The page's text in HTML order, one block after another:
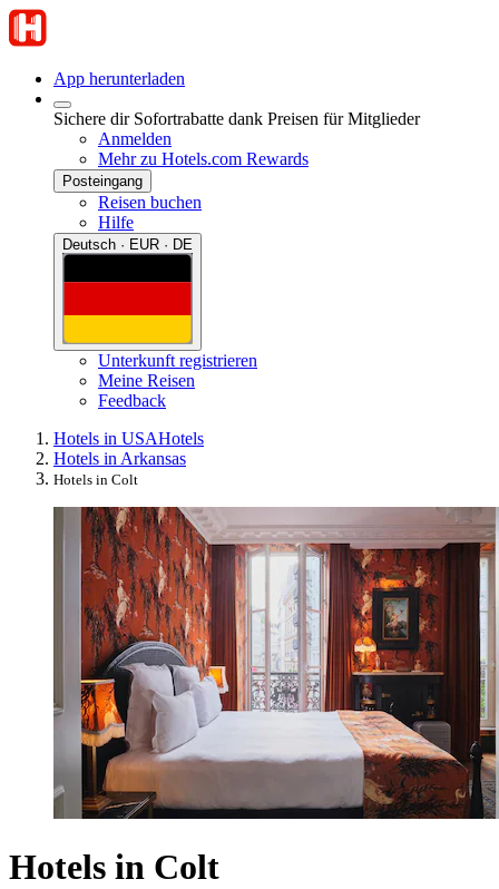
App herunterladen
Sichere dir Sofortrabatte dank Preisen für Mitglieder
Anmelden
Mehr zu Hotels.com Rewards
Posteingang
Reisen buchen
Hilfe
Deutsch · EUR · DE
Unterkunft registrieren
Meine Reisen
Feedback
Hotels in USAHotels
Hotels in Arkansas
Hotels in Colt
Hotels in Colt